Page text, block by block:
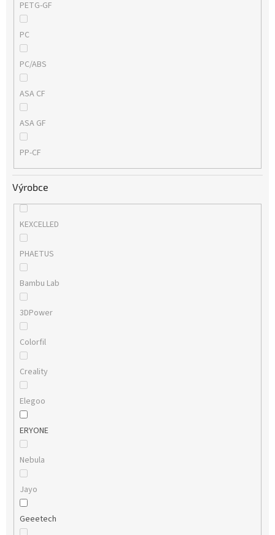
PETG-GF
PC
PC/ABS
ASA CF
ASA GF
PP-CF
Výrobce
KEXCELLED
PHAETUS
Bambu Lab
3DPower
Colorfil
Creality
Elegoo
ERYONE
Nebula
Jayo
Geeetech